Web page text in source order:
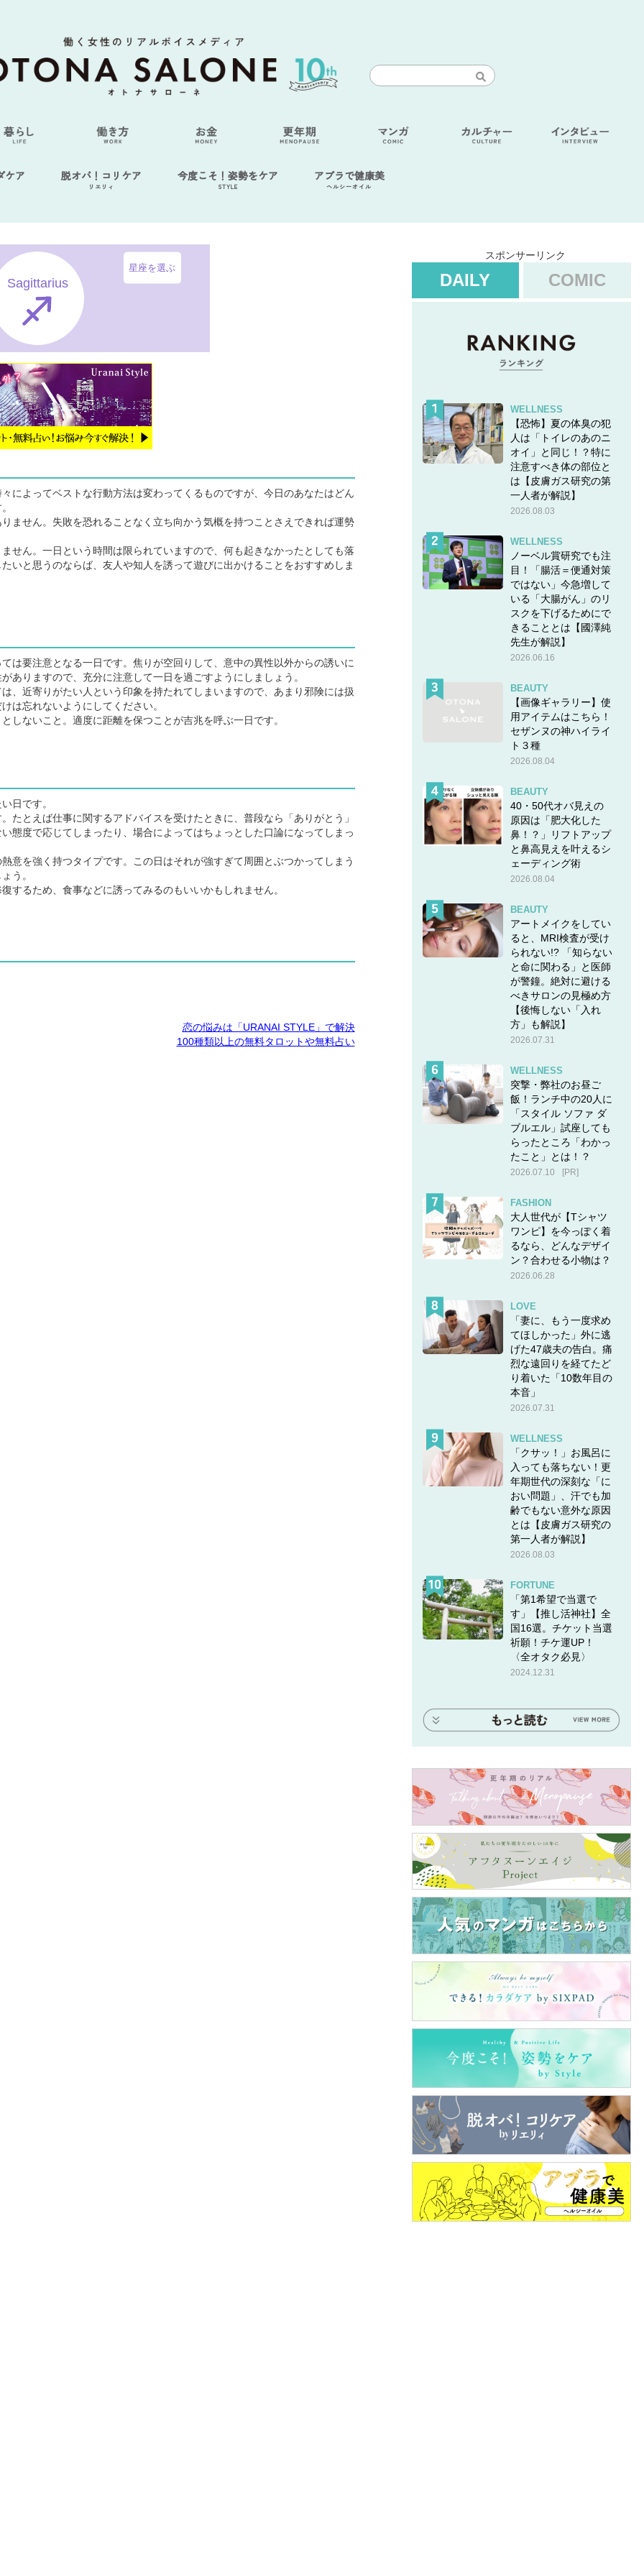
ケア 脱オバ！コリケア
リエリィ
今度こそ！姿勢をケア
STYLE
アブラで健康美
ヘルシーオイル
Sagittarius
星座を選ぶ
によってベストな行動方法は変わってくるものですが、今日のあなたはどん
ません。失敗を恐れることなく立ち向かう気概を持つことさえできれば運勢
せん。一日という時間は限られていますので、何も起きなかったとしても落
いと思うのならば、友人や知人を誘って遊びに出かけることをおすすめしま
は要注意となる一日です。焦りが空回りして、意中の異性以外からの誘いに
りますので、充分に注意して一日を過ごすようにしましょう。
、近寄りがたい人という印象を持たれてしまいますので、あまり邪険には扱
は忘れないようにしてください。
ないこと。適度に距離を保つことが吉兆を呼ぶ一日です。
日です。
とえば仕事に関するアドバイスを受けたときに、普段なら「ありがとう」
態度で応じてしまったり、場合によってはちょっとした口論になってしまっ
意を強く持つタイプです。この日はそれが強すぎて周囲とぶつかってしまう
う。
るため、食事などに誘ってみるのもいいかもしれません。
恋の悩みは「URANAI STYLE」で解決
100種類以上の無料タロットや無料占い
スポンサーリンク
DAILY COMIC
WELLNESS
【恐怖】夏の体臭の犯
人は「トイレのあのニ
オイ」と同じ！？特に
注意すべき体の部位と
は【皮膚ガス研究の第
一人者が解説】
2026.08.03
WELLNESS
ノーベル賞研究でも注
目！「腸活＝便通対策
ではない」今急増して
いる「大腸がん」のリ
スクを下げるためにで
きることとは【國澤純
先生が解説】
2026.06.16
BEAUTY
【画像ギャラリー】使
用アイテムはこちら！
セザンヌの神ハイライ
ト３種
2026.08.04
BEAUTY
40・50代オバ見えの
原因は「肥大化した
鼻！？」リフトアップ
と鼻高見えを叶えるシ
ェーディング術
2026.08.04
BEAUTY
アートメイクをしてい
ると、MRI検査が受け
られない!? 「知らない
と命に関わる」と医師
が警鐘。絶対に避ける
べきサロンの見極め方
【後悔しない「入れ
方」も解説】
2026.07.31
WELLNESS
突撃・弊社のお昼ご
飯！ランチ中の20人に
「スタイル ソファ ダ
ブルエル」試座しても
らったところ「わかっ
たこと」とは！？
2026.07.10 [PR]
FASHION
大人世代が【Tシャツ
ワンピ】を今っぽく着
るなら、どんなデザイ
ン？合わせる小物は？
2026.06.28
LOVE
「妻に、もう一度求め
てほしかった」外に逃
げた47歳夫の告白。痛
烈な遠回りを経てたど
り着いた「10数年目の
本音」
2026.07.31
WELLNESS
「クサッ！」お風呂に
入っても落ちない！更
年期世代の深刻な「に
おい問題」、汗でも加
齢でもない意外な原因
とは【皮膚ガス研究の
第一人者が解説】
2026.08.03
FORTUNE
「第1希望で当選で
す」【推し活神社】全
国16選。チケット当選
祈願！チケ運UP！
〈全オタク必見〉
2024.12.31